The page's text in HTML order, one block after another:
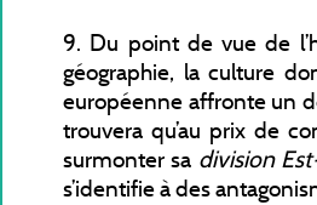
9. Du point de vue de
géographie, la culture
européenne affronte un
trouvera qu’au prix de
surmonter sa division
s’identifie à des